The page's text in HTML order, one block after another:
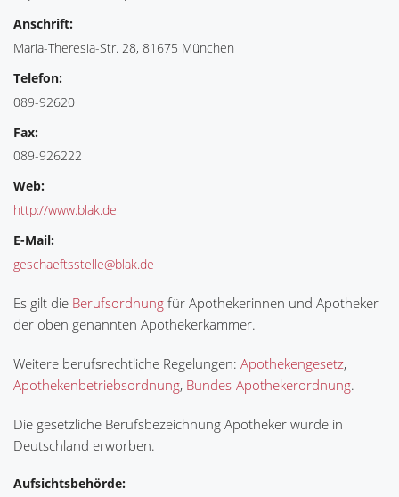
Anschrift:
Maria-Theresia-Str. 28, 81675 München
Telefon:
089-92620
Fax:
089-926222
Web:
http://www.blak.de
E-Mail:
geschaeftsstelle@blak.de
Es gilt die Berufsordnung für Apothekerinnen und Apotheker
der oben genannten Apothekerkammer.
Weitere berufsrechtliche Regelungen: Apothekengesetz,
Apothekenbetriebsordnung, Bundes-Apothekerordnung.
Die gesetzliche Berufsbezeichnung Apotheker wurde in
Deutschland erworben.
Aufsichtsbehörde: